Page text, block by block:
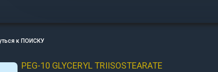
к ПОИСКУ
PEG-10 GLYCERYL TRIISOSTEARATE